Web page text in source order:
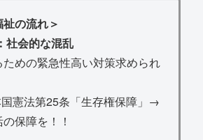
の流れ＞
会的な混乱
めの緊急性高い対策求められ
憲法第25条「生存権保障」→
保障を！！